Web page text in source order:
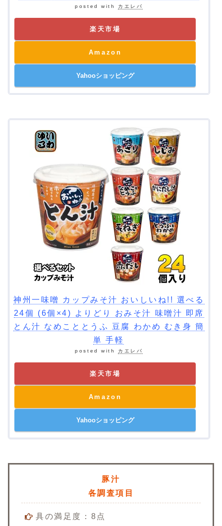
posted with カエレバ
楽天市場
Amazon
Yahooショッピング
神州一味噌 カップみそ汁 おいしいね!! 選べる
24個 (6個×4) よりどり おみそ汁 味噌汁 即席
とん汁 なめこととうふ 豆腐 わかめ むき身 簡
単 手軽
posted with カエレバ
楽天市場
Amazon
Yahooショッピング
豚汁
各調査項目
具の満足度：8点